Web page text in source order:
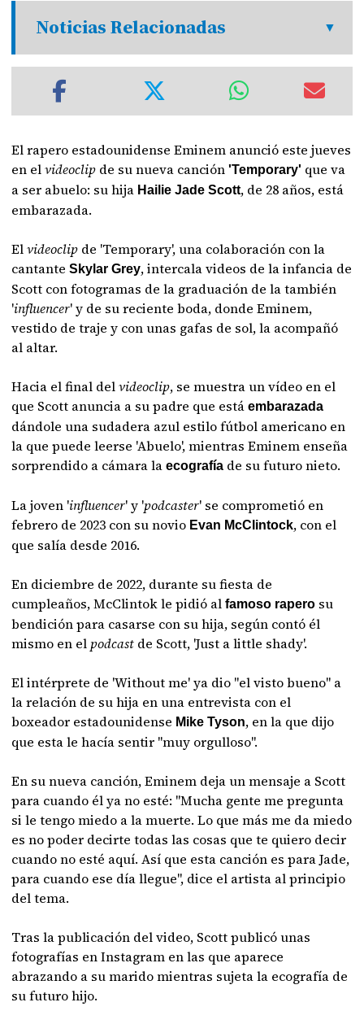
Noticias Relacionadas
El rapero estadounidense Eminem anunció este jueves
en elvideoclip de su nueva canción 'Temporary' que va
a ser abuelo: su hija Hailie Jade Scott, de 28 años, está
embarazada.
Elvideoclip de 'Temporary', una colaboración con la
cantanteSkylar Grey, intercala videos de la infancia de
Scott con fotogramas de la graduación de la también
'influencer' y de su reciente boda, donde Eminem,
vestido de traje y con unas gafas de sol, la acompañó
al altar.
Hacia el final delvideoclip, se muestra un vídeo en el
que Scott anuncia a su padre que estáembarazada
dándole una sudadera azul estilo fútbol americano en
la que puede leerse 'Abuelo', mientras Eminem enseña
sorprendido a cámara laecografía de su futuro nieto.
La joven 'influencer' y 'podcaster' se comprometió en
febrero de 2023 con su novio Evan McClintock, con el
que salía desde 2016.
En diciembre de 2022, durante su fiesta de
cumpleaños, McClintok le pidió alfamoso rapero su
bendición para casarse con su hija, según contó él
mismo en el podcast de Scott, 'Just a little shady'.
El intérprete de 'Without me' ya dio "el visto bueno" a
la relación de su hija en una entrevista con el
boxeador estadounidense Mike Tyson, en la que dijo
que esta le hacía sentir "muy orgulloso".
En su nueva canción, Eminem deja un mensaje a Scott
para cuando él ya no esté: "Mucha gente me pregunta
si le tengo miedo a la muerte. Lo que más me da miedo
es no poder decirte todas las cosas que te quiero decir
cuando no esté aquí. Así que esta canción es para Jade,
para cuando ese día llegue", dice el artista al principio
del tema.
Tras la publicación del video, Scott publicó unas
fotografías en Instagram en las que aparece
abrazando a su marido mientras sujeta la ecografía de
su futuro hijo.